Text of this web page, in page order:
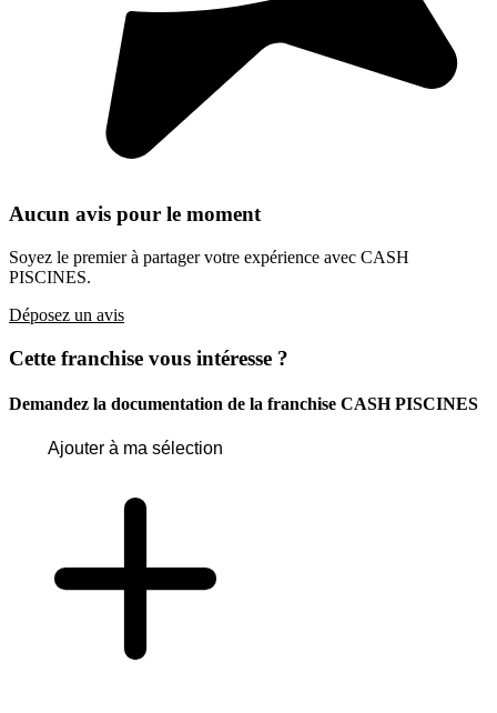
Aucun avis pour le moment
Soyez le premier à partager votre expérience avec CASH
PISCINES.
Déposez un avis
Cette franchise vous intéresse ?
Demandez la documentation de la franchise CASH PISCINES
Ajouter à ma sélection